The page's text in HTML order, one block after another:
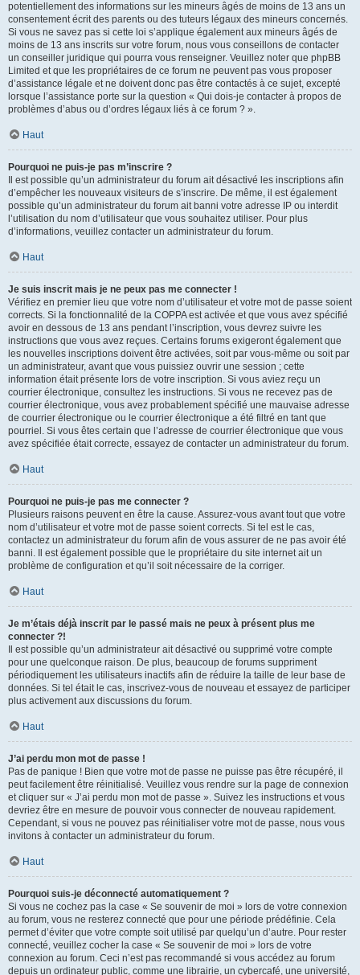
potentiellement des informations sur les mineurs âgés de moins de 13 ans un
consentement écrit des parents ou des tuteurs légaux des mineurs concernés.
Si vous ne savez pas si cette loi s’applique également aux mineurs âgés de
moins de 13 ans inscrits sur votre forum, nous vous conseillons de contacter
un conseiller juridique qui pourra vous renseigner. Veuillez noter que phpBB
Limited et que les propriétaires de ce forum ne peuvent pas vous proposer
d’assistance légale et ne doivent donc pas être contactés à ce sujet, excepté
lorsque l’assistance porte sur la question « Qui dois-je contacter à propos de
problèmes d’abus ou d’ordres légaux liés à ce forum ? ».
Haut
Pourquoi ne puis-je pas m’inscrire ?
Il est possible qu’un administrateur du forum ait désactivé les inscriptions afin
d’empêcher les nouveaux visiteurs de s’inscrire. De même, il est également
possible qu’un administrateur du forum ait banni votre adresse IP ou interdit
l’utilisation du nom d’utilisateur que vous souhaitez utiliser. Pour plus
d’informations, veuillez contacter un administrateur du forum.
Haut
Je suis inscrit mais je ne peux pas me connecter !
Vérifiez en premier lieu que votre nom d’utilisateur et votre mot de passe soient
corrects. Si la fonctionnalité de la COPPA est activée et que vous avez spécifié
avoir en dessous de 13 ans pendant l’inscription, vous devrez suivre les
instructions que vous avez reçues. Certains forums exigeront également que
les nouvelles inscriptions doivent être activées, soit par vous-même ou soit par
un administrateur, avant que vous puissiez ouvrir une session ; cette
information était présente lors de votre inscription. Si vous aviez reçu un
courrier électronique, consultez les instructions. Si vous ne recevez pas de
courrier électronique, vous avez probablement spécifié une mauvaise adresse
de courrier électronique ou le courrier électronique a été filtré en tant que
pourriel. Si vous êtes certain que l’adresse de courrier électronique que vous
avez spécifiée était correcte, essayez de contacter un administrateur du forum.
Haut
Pourquoi ne puis-je pas me connecter ?
Plusieurs raisons peuvent en être la cause. Assurez-vous avant tout que votre
nom d’utilisateur et votre mot de passe soient corrects. Si tel est le cas,
contactez un administrateur du forum afin de vous assurer de ne pas avoir été
banni. Il est également possible que le propriétaire du site internet ait un
problème de configuration et qu’il soit nécessaire de la corriger.
Haut
Je m’étais déjà inscrit par le passé mais ne peux à présent plus me
connecter ?!
Il est possible qu’un administrateur ait désactivé ou supprimé votre compte
pour une quelconque raison. De plus, beaucoup de forums suppriment
périodiquement les utilisateurs inactifs afin de réduire la taille de leur base de
données. Si tel était le cas, inscrivez-vous de nouveau et essayez de participer
plus activement aux discussions du forum.
Haut
J’ai perdu mon mot de passe !
Pas de panique ! Bien que votre mot de passe ne puisse pas être récupéré, il
peut facilement être réinitialisé. Veuillez vous rendre sur la page de connexion
et cliquer sur « J’ai perdu mon mot de passe ». Suivez les instructions et vous
devriez être en mesure de pouvoir vous connecter de nouveau rapidement.
Cependant, si vous ne pouvez pas réinitialiser votre mot de passe, nous vous
invitons à contacter un administrateur du forum.
Haut
Pourquoi suis-je déconnecté automatiquement ?
Si vous ne cochez pas la case « Se souvenir de moi » lors de votre connexion
au forum, vous ne resterez connecté que pour une période prédéfinie. Cela
permet d’éviter que votre compte soit utilisé par quelqu’un d’autre. Pour rester
connecté, veuillez cocher la case « Se souvenir de moi » lors de votre
connexion au forum. Ceci n’est pas recommandé si vous accédez au forum
depuis un ordinateur public, comme une librairie, un cybercafé, une université,